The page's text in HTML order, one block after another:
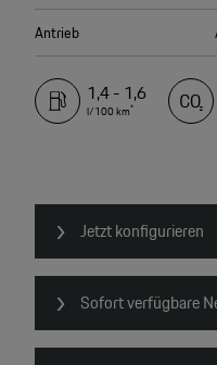
Antrieb
1,4 - 1,6
l/100 km*
Jetzt konfigurieren
Sofort verfügbare